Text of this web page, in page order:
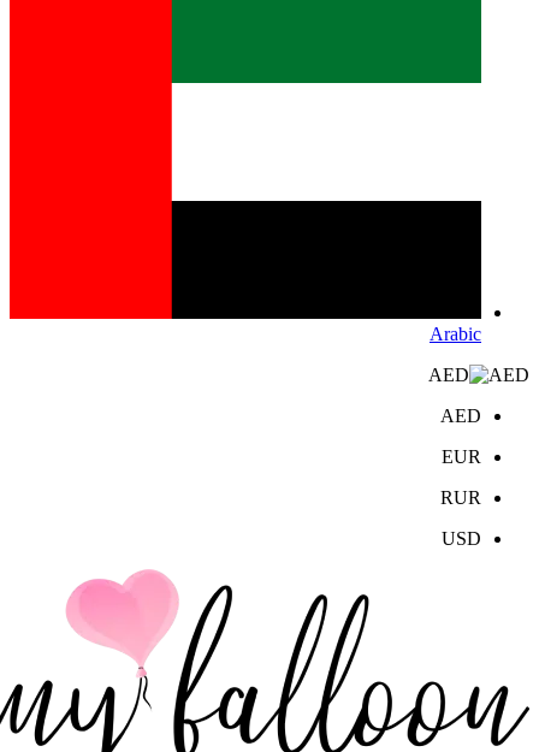
Arabic
AED
AED
EUR
RUR
USD